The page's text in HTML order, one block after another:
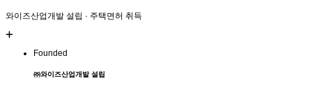
와이즈산업개발 설립 · 주택면허 취득
Founded
㈜와이즈산업개발설립